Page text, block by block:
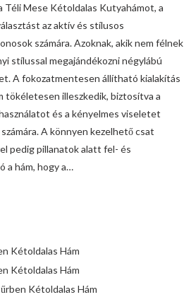
Téli Mese Kétoldalas Kutyahámot, a
az aktív és stílusos
számára. Azoknak, akik nem félnek
stílussal megajándékozni négylábú
A fokozatmentesen állítható kialakítás
tökéletesen illeszkedik, biztosítva a
és a kényelmes viseletet
A könnyen kezelhető csat
pedig pillanatok alatt fel- és
a hám, hogy a…